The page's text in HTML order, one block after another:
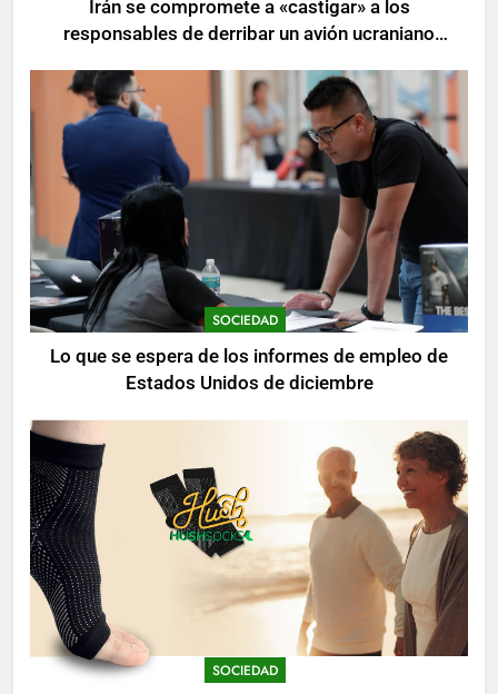
Irán se compromete a «castigar» a los
responsables de derribar un avión ucraniano
SOCIEDAD
Lo que se espera de los informes de empleo de
Estados Unidos de diciembre
SOCIEDAD